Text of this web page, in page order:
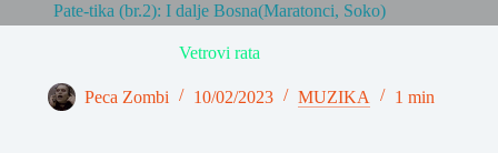
Pate-tika (br.2): I dalje Bosna(Maratonci, Soko)
Vetrovi rata
Peca Zombi 10/02/2023 MUZIKA 1 min